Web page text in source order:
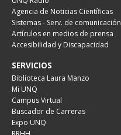
Agencia de Noticias Científicas
Sistemas - Serv. de comunicación
Artículos en medios de prensa
Accesibilidad y Discapacidad
SERVICIOS
Biblioteca Laura Manzo
Mi UNQ
Campus Virtual
Buscador de Carreras
Expo UNQ